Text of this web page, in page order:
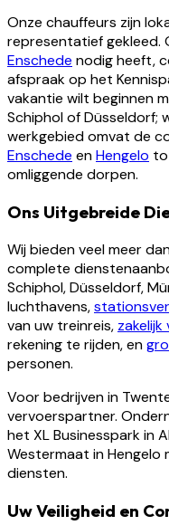
Onze chauffeurs zijn
representatief gekleed.
Enschede nodig heeft,
afspraak op het
vakantie wilt beginnen
Schiphol of Düsseldorf;
werkgebied omvat de
Enschede enHengelo
omliggende dorpen.
Ons Uitgebreide
Wij bieden veel meer
complete
Schiphol, Düsseldorf,
luchthavens,
van uw treinreis,
rekening te rijden, en
personen.
Voor bedrijven in
vervoerspartner.
het XL Businesspark in
Westermaat in Hengelo
diensten.
Uw Veiligheid en